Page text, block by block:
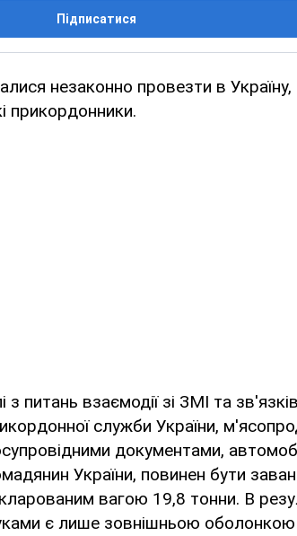
Підписатися
незаконно провезти в
прикордонники.
з питань взаємодії зі ЗМІ та
служби України,
документами,
України, повинен бути
вагою 19,8 тонни. В
є лише зовнішньою оболонкою